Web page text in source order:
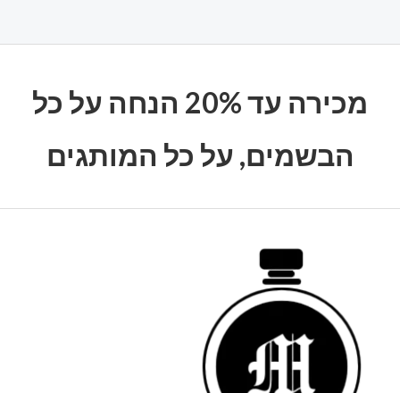
מכירה עד 20% הנחה על כל
הבשמים, על כל המותגים